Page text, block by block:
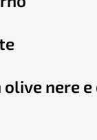
olive nere e